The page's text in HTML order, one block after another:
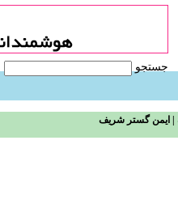
جستجو
| ایمن گستر شریف